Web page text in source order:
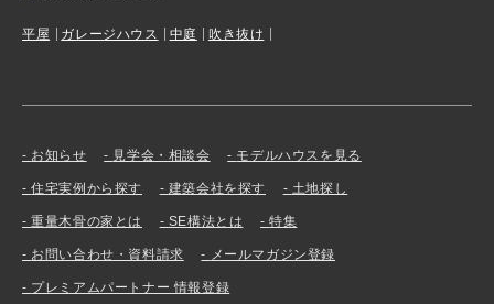
平屋 ガレージハウス 中庭 吹き抜け
お知らせ 見学会・相談会 モデルハウスを見る
住宅実例から探す 建築会社を探す 土地探し
重量木骨の家とは SE構法とは 特集
お問い合わせ・資料請求 メールマガジン登録
プレミアムパートナー 情報登録